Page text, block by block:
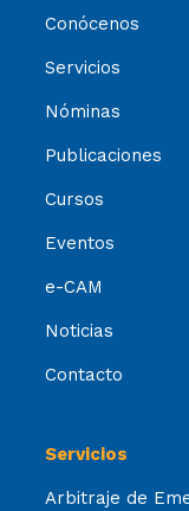
Conócenos
Servicios
Nóminas
Publicaciones
Cursos
Eventos
e-CAM
Noticias
Contacto
Servicios
Arbitraje de